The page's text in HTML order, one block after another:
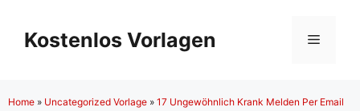
Inhalt
springen
Kostenlos Vorlagen Menü
Home » Uncategorized Vorlage » 17 Ungewöhnlich Krank Melden Per Email